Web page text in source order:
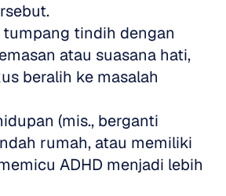
tumpang tindih dengan
atau suasana hati,
beralih ke masalah
(mis., berganti
rumah, atau memiliki
ADHD menjadi lebih